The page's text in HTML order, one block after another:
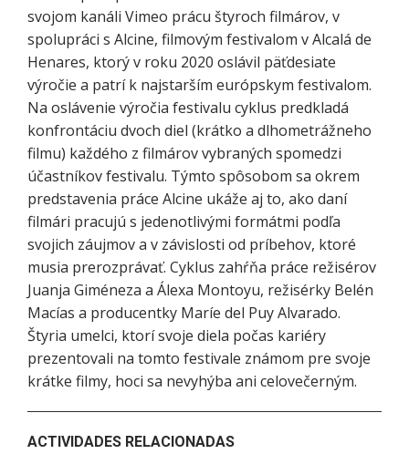
svojom kanáli Vimeo prácu štyroch filmárov, v
spolupráci s Alcine, filmovým festivalom v Alcalá de
Henares, ktorý v roku 2020 oslávil päťdesiate
výročie a patrí k najstarším európskym festivalom.
Na oslávenie výročia festivalu cyklus predkladá
konfrontáciu dvoch diel (krátko a dlhometrážneho
filmu) každého z filmárov vybraných spomedzi
účastníkov festivalu. Týmto spôsobom sa okrem
predstavenia práce Alcine ukáže aj to, ako daní
filmári pracujú s jedenotlivými formátmi podľa
svojich záujmov a v závislosti od príbehov, ktoré
musia prerozprávať. Cyklus zahŕňa práce režisérov
Juanja Giméneza a Álexa Montoyu, režisérky Belén
Macías a producentky Maríe del Puy Alvarado.
Štyria umelci, ktorí svoje diela počas kariéry
prezentovali na tomto festivale známom pre svoje
krátke filmy, hoci sa nevyhýba ani celovečerným.
ACTIVIDADES RELACIONADAS